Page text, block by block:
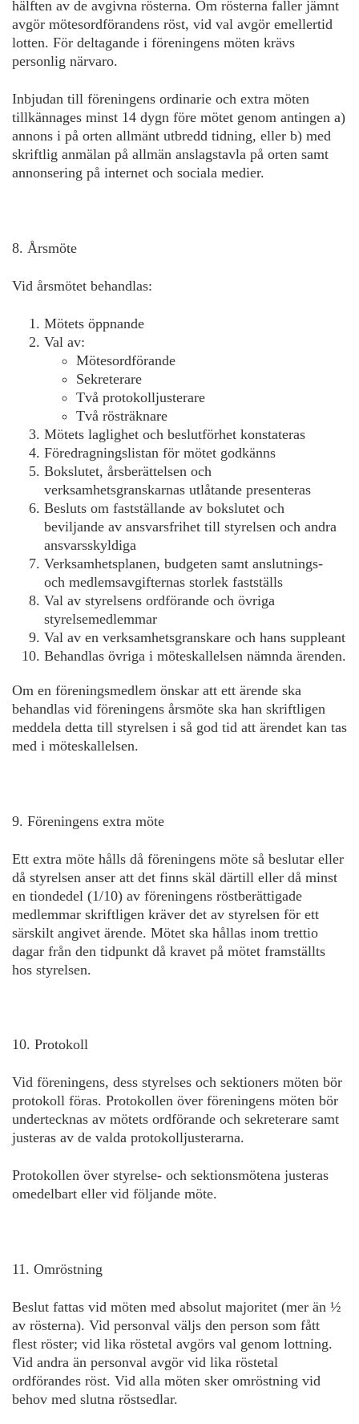
hälften av de avgivna rösterna. Om rösterna faller jämnt
avgör mötesordförandens röst, vid val avgör emellertid
lotten. För deltagande i föreningens möten krävs
personlig närvaro.
Inbjudan till föreningens ordinarie och extra möten
tillkännages minst 14 dygn före mötet genom antingen a)
annons i på orten allmänt utbredd tidning, eller b) med
skriftlig anmälan på allmän anslagstavla på orten samt
annonsering på internet och sociala medier.
8. Årsmöte
Vid årsmötet behandlas:
Mötets öppnande
Val av:
Mötesordförande
Sekreterare
Två protokolljusterare
Två rösträknare
Mötets laglighet och beslutförhet konstateras
Föredragningslistan för mötet godkänns
Bokslutet, årsberättelsen och
verksamhetsgranskarnas utlåtande presenteras
Besluts om fastställande av bokslutet och
beviljande av ansvarsfrihet till styrelsen och andra
ansvarsskyldiga
Verksamhetsplanen, budgeten samt anslutnings-
och medlemsavgifternas storlek fastställs
Val av styrelsens ordförande och övriga
styrelsemedlemmar
Val av en verksamhetsgranskare och hans suppleant
Behandlas övriga i möteskallelsen nämnda ärenden.
Om en föreningsmedlem önskar att ett ärende ska
behandlas vid föreningens årsmöte ska han skriftligen
meddela detta till styrelsen i så god tid att ärendet kan tas
med i möteskallelsen.
9. Föreningens extra möte
Ett extra möte hålls då föreningens möte så beslutar eller
då styrelsen anser att det finns skäl därtill eller då minst
en tiondedel (1/10) av föreningens röstberättigade
medlemmar skriftligen kräver det av styrelsen för ett
särskilt angivet ärende. Mötet ska hållas inom trettio
dagar från den tidpunkt då kravet på mötet framställts
hos styrelsen.
10. Protokoll
Vid föreningens, dess styrelses och sektioners möten bör
protokoll föras. Protokollen över föreningens möten bör
undertecknas av mötets ordförande och sekreterare samt
justeras av de valda protokolljusterarna.
Protokollen över styrelse- och sektionsmötena justeras
omedelbart eller vid följande möte.
11. Omröstning
Beslut fattas vid möten med absolut majoritet (mer än ½
av rösterna). Vid personval väljs den person som fått
flest röster; vid lika röstetal avgörs val genom lottning.
Vid andra än personval avgör vid lika röstetal
ordförandes röst. Vid alla möten sker omröstning vid
behov med slutna röstsedlar.